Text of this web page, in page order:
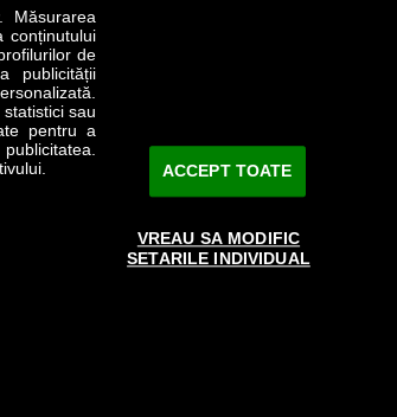
OPINII
Magazin
Măsurarea
conținutului
de
publicității
sau
pentru a
ACCEPT TOATE
VREAU SA MODIFIC
SETARILE INDIVIDUAL